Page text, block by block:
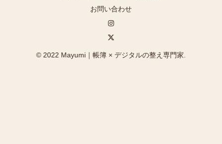
お問い合わせ
© 2022 Mayumi｜帳簿 × デジタルの整え専門家.